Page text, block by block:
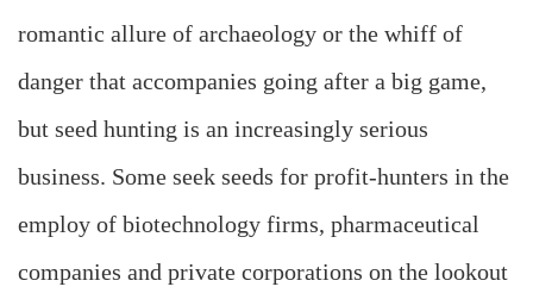
romantic allure of archaeology or the whiff of
danger that accompanies going after a big game,
but seed hunting is an increasingly serious
business. Some seek seeds for profit-hunters in the
employ of biotechnology firms, pharmaceutical
companies and private corporations on the lookout